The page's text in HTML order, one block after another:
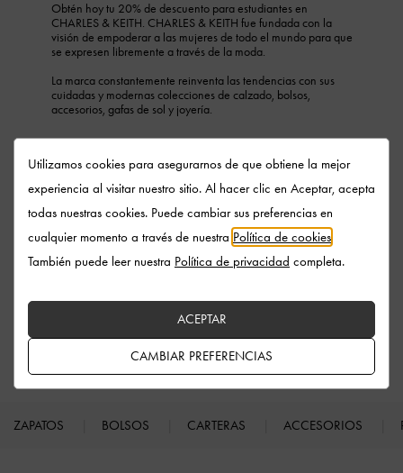
Obtén hoy tu 20% de descuento para estudiantes en
CHARLES & KEITH. CHARLES & KEITH fue fundada con la
visión de empoderar a las mujeres de todo el mundo para que
se expresen libremente a través de la moda.
La marca constantemente reinventa las tendencias con sus
cuidadas y modernas colecciones de calzado, bolsos,
accesorios, gafas de sol y joyería.
Envío estándar gratuito
En todos los pedidos con gasto mínimo*
Devoluciones fáciles
Califica para membresía privilegio
Gasto mínimo de US$250
ZAPATOS BOLSOS CARTERAS ACCESORIOS
Utilizamos cookies para asegurarnos de que obtiene la mejor
experiencia al visitar nuestro sitio. Al hacer clic en Aceptar, acepta
todas nuestras cookies. Puede cambiar sus preferencias en
cualquier momento a través de nuestra Política de cookies
También puede leer nuestra Política de privacidad completa.
CAMBIAR PREFERENCIAS
ACEPTAR